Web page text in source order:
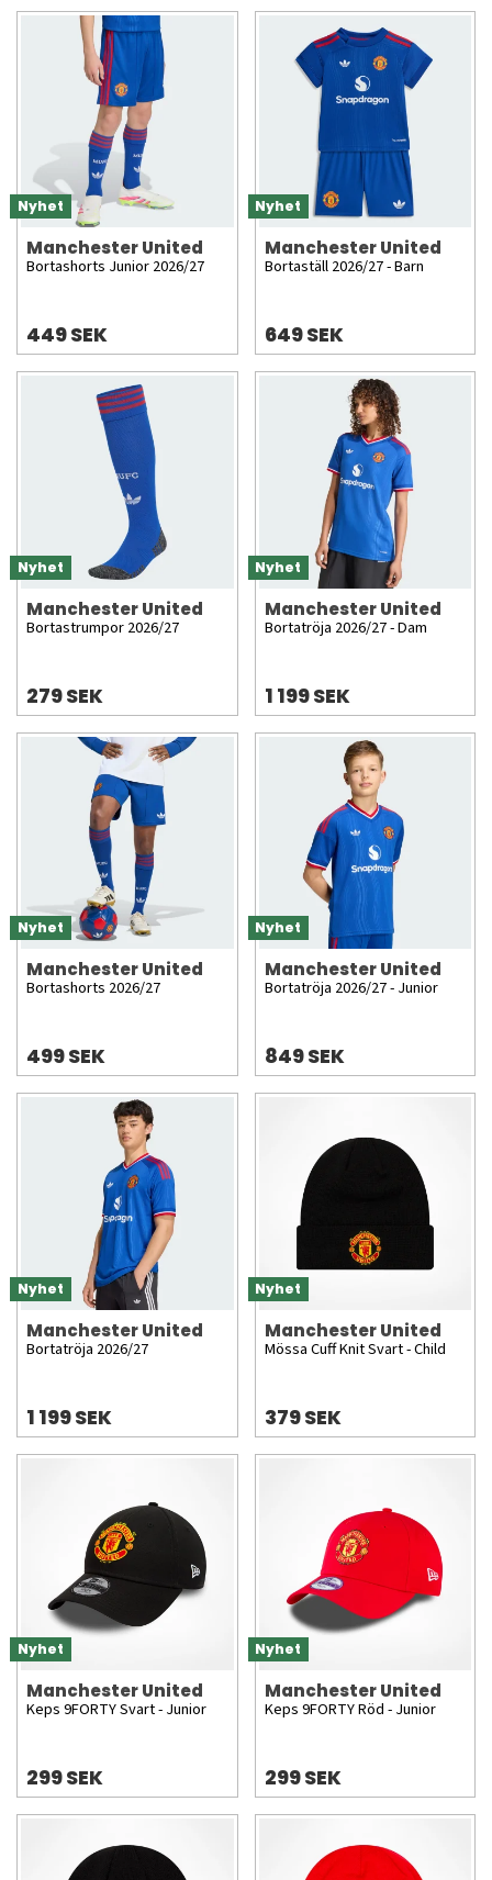
Nyhet
Manchester United
Bortashorts Junior 2026/27
449 SEK
Nyhet
Manchester United
Bortaställ 2026/27 - Barn
649 SEK
Nyhet
Manchester United
Bortastrumpor 2026/27
279 SEK
Nyhet
Manchester United
Bortatröja 2026/27 - Dam
1 199 SEK
Nyhet
Manchester United
Bortashorts 2026/27
499 SEK
Nyhet
Manchester United
Bortatröja 2026/27 - Junior
849 SEK
Nyhet
Manchester United
Bortatröja 2026/27
1 199 SEK
Nyhet
Manchester United
Mössa Cuff Knit Svart - Child
379 SEK
Nyhet
Manchester United
Keps 9FORTY Svart - Junior
299 SEK
Nyhet
Manchester United
Keps 9FORTY Röd - Junior
299 SEK